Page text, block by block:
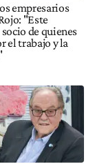
empresarios
"Este
de quienes
el trabajo y la